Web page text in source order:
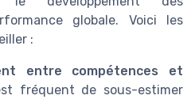
globale. Voici les
:
entre compétences et
fréquent de sous-estimer